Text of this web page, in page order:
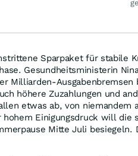
Sparpaket für stabile
Gesundheitsministerin
Milliarden-
höhere Zuzahlungen und
etwas ab, von niemandem
Einigungsdruck will die
Mitte Juli besiegeln.